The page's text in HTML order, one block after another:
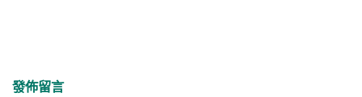
發佈留言